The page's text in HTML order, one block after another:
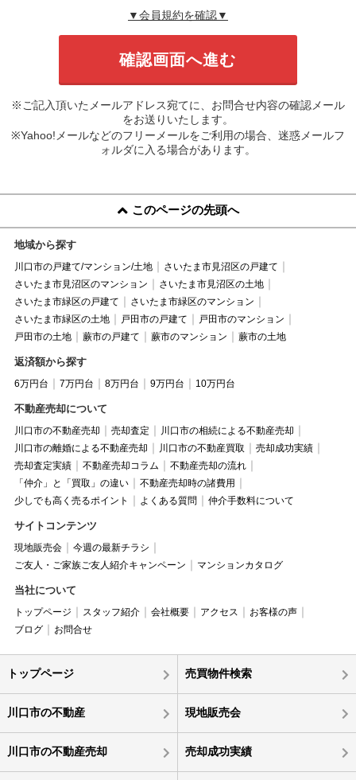
▼会員規約を確認▼
※ご記入頂いたメールアドレス宛てに、お問合せ内容の確認メール
をお送りいたします。
※Yahoo!メールなどのフリーメールをご利用の場合、迷惑メールフ
ォルダに入る場合があります。
このページの先頭へ
地域から探す
川口市の戸建て/マンション/土地
さいたま市見沼区の戸建て
さいたま市見沼区のマンション
さいたま市見沼区の土地
さいたま市緑区の戸建て
さいたま市緑区のマンション
さいたま市緑区の土地
戸田市の戸建て
戸田市のマンション
戸田市の土地
蕨市の戸建て 蕨市のマンション 蕨市の土地
返済額から探す
6万円台 7万円台 8万円台 9万円台 10万円台
不動産売却について
川口市の不動産売却 売却査定
川口市の相続による不動産売却
川口市の離婚による不動産売却
川口市の不動産買取
売却成功実績
売却査定実績
不動産売却コラム
不動産売却の流れ
「仲介」と「買取」の違い
不動産売却時の諸費用
少しでも高く売るポイント
よくある質問 仲介手数料について
サイトコンテンツ
現地販売会
今週の最新チラシ
ご友人・ご家族ご友人紹介キャンペーン
マンションカタログ
当社について
トップページ スタッフ紹介 会社概要 アクセス
お客様の声
ブログ
お問合せ
トップページ 売買物件検索
川口市の不動産 現地販売会
川口市の不動産売却 売却成功実績